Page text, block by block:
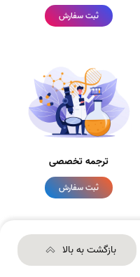
ثبت سفارش
ترجمه تخصصی
ثبت سفارش
بازگشت به بالا